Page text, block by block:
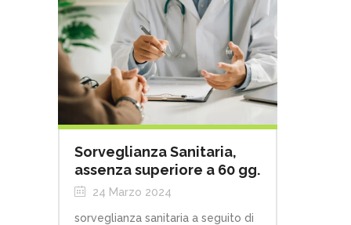
Sorveglianza Sanitaria,
assenza superiore a 60 gg.
24 Marzo 2024
sorveglianza sanitaria a seguito di